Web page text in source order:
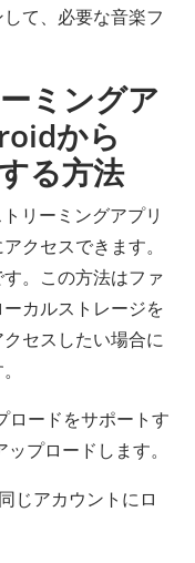
て、必要な音楽フ
ミングア
から
る方法
リーミングアプリ
クセスできます。
。この方法はファ
カルストレージを
セスしたい場合に
ロードをサポートす
プロードします。
じアカウントにロ